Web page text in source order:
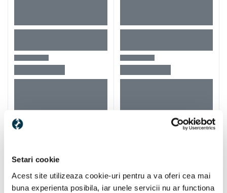
Setari cookie
Acest site utilizeaza cookie-uri pentru a va oferi cea mai
buna experienta posibila, iar unele servicii nu ar functiona